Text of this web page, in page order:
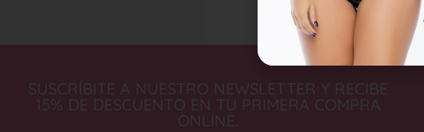
SUSCRÍBITE A NUESTRO NEWSLETTER Y RECIBE
15% DE DESCUENTO EN TU PRIMERA COMPRA
ONLINE.